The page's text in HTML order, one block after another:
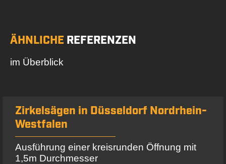
ÄHNLICHE REFERENZEN
im Überblick
Zirkelsägen in Düsseldorf Nordrhein-
Westfalen
Ausführung einer kreisrunden Öffnung mit
1,5m Durchmesser